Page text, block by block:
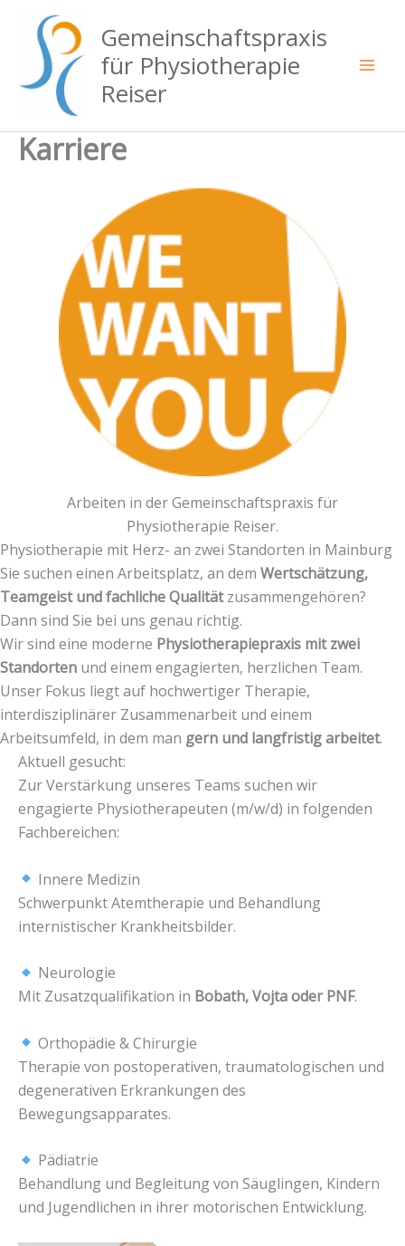
Inhalt
springen
Gemeinschaftspraxis
für Physiotherapie
Reiser
Karriere
Arbeiten in der Gemeinschaftspraxis für
Physiotherapie Reiser.
Physiotherapie mit Herz- an zwei Standorten in Mainburg
Sie suchen einen Arbeitsplatz, an dem Wertschätzung,
Teamgeist und fachliche Qualitätzusammengehören?
Dann sind Sie bei uns genau richtig.
Wir sind eine moderne Physiotherapiepraxis mit zwei
Standorten und einem engagierten, herzlichen Team.
Unser Fokus liegt auf hochwertiger Therapie,
interdisziplinärer Zusammenarbeit und einem
Arbeitsumfeld, in dem man gern und langfristig arbeitet.
Aktuell gesucht:
Zur Verstärkung unseres Teams suchen wir
engagierte Physiotherapeuten (m/w/d) in folgenden
Fachbereichen:
Innere Medizin
Schwerpunkt Atemtherapie und Behandlung
internistischer Krankheitsbilder.
Neurologie
Mit Zusatzqualifikation in Bobath, Vojta oder PNF.
Orthopädie & Chirurgie
Therapie von postoperativen, traumatologischen und
degenerativen Erkrankungen des
Bewegungsapparates.
Pädiatrie
Behandlung und Begleitung von Säuglingen, Kindern
und Jugendlichen in ihrer motorischen Entwicklung.